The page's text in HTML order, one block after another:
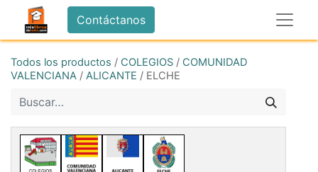
Contáctanos
Todos los productos / COLEGIOS / COMUNIDAD
VALENCIANA / ALICANTE / ELCHE